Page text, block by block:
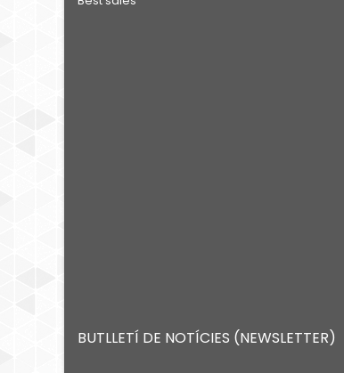
BUTLLETÍ DE NOTÍCIES (NEWSLETTER)